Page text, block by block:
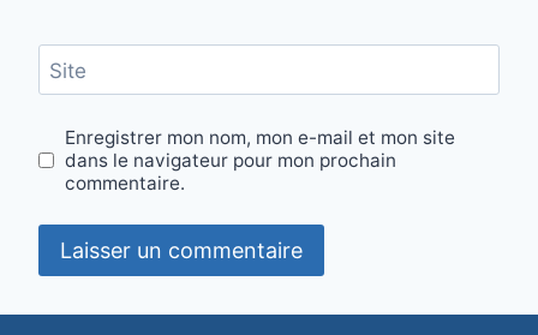
Site
Enregistrer mon nom, mon e-mail et mon site
dans le navigateur pour mon prochain
commentaire.